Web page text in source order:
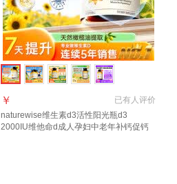
已有人评价
￥
naturewise维生素d3活性阳光瓶d3
2000IU维他命d成人孕妇中老年补钙促钙